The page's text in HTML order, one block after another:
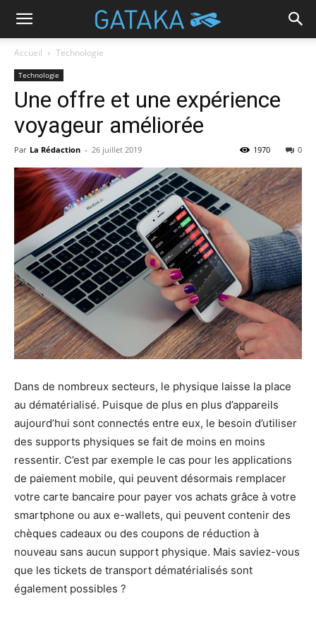
Accueil Technologie
Technologie
Une offre et une expérience
voyageur améliorée
Par La Rédaction - 26 juillet 2019 0
1970
Dans de nombreux secteurs, le physique laisse la place
au dématérialisé. Puisque de plus en plus d’appareils
aujourd’hui sont connectés entre eux, le besoin d’utiliser
des supports physiques se fait de moins en moins
ressentir. C’est par exemple le cas pour les applications
de paiement mobile, qui peuvent désormais remplacer
votre carte bancaire pour payer vos achats grâce à votre
smartphone ou aux e-wallets, qui peuvent contenir des
chèques cadeaux ou des coupons de réduction à
nouveau sans aucun support physique. Mais saviez-vous
que les tickets de transport dématérialisés sont
également possibles ?